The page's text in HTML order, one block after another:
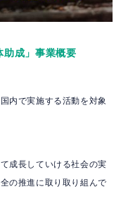
成」事業概要
内で実施する活動を対象
成長していける社会の実
の推進に取り取り組んで